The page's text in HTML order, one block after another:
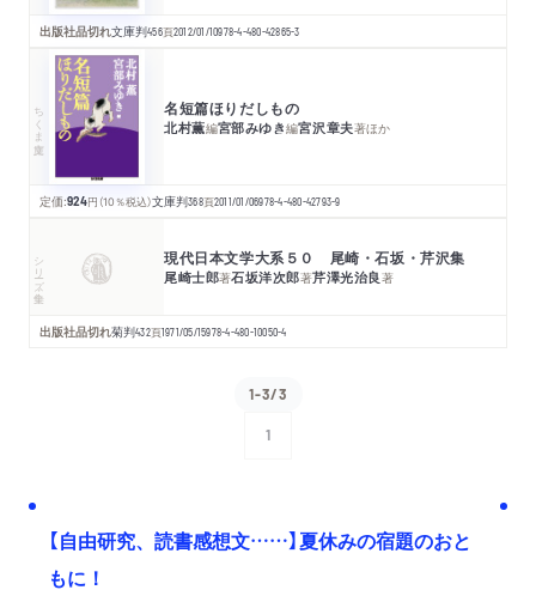
出版社品切れ文庫判456頁2012/01/10978-4-480-42865-3
ちくま文庫 名短篇ほりだしもの
北村薫編宮部みゆき編宮沢章夫著ほか
定価:924円 （10％税込）文庫判368頁2011/01/06978-4-480-42793-9
シリーズ・全集 現代日本文学大系５０ 尾崎・石坂・芹沢集
尾崎士郎著石坂洋次郎著芹澤光治良著
出版社品切れ菊判432頁1971/05/15978-4-480-10050-4
1-3/3
1
【自由研究、読書感想文……】夏休みの宿題のおと
もに！